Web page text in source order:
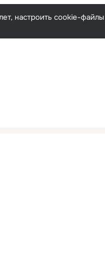
настроить cookie-